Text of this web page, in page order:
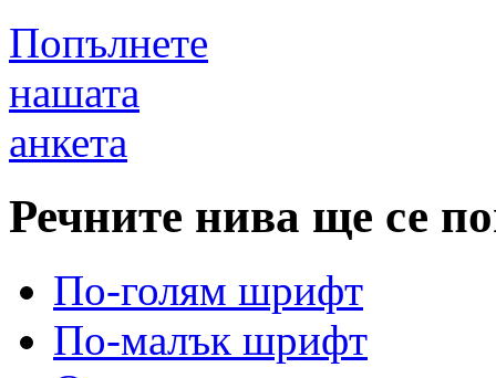
Попълнете
нашата
анкета
Речните нива ще се
По-голям шрифт
По-малък шрифт